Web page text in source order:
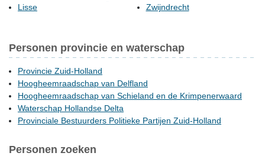
Lisse
Zwijndrecht
Personen provincie en waterschap
Provincie Zuid-Holland
Hoogheemraadschap van Delfland
Hoogheemraadschap van Schieland en de Krimpenerwaard
Waterschap Hollandse Delta
Provinciale Bestuurders Politieke Partijen Zuid-Holland
Personen zoeken